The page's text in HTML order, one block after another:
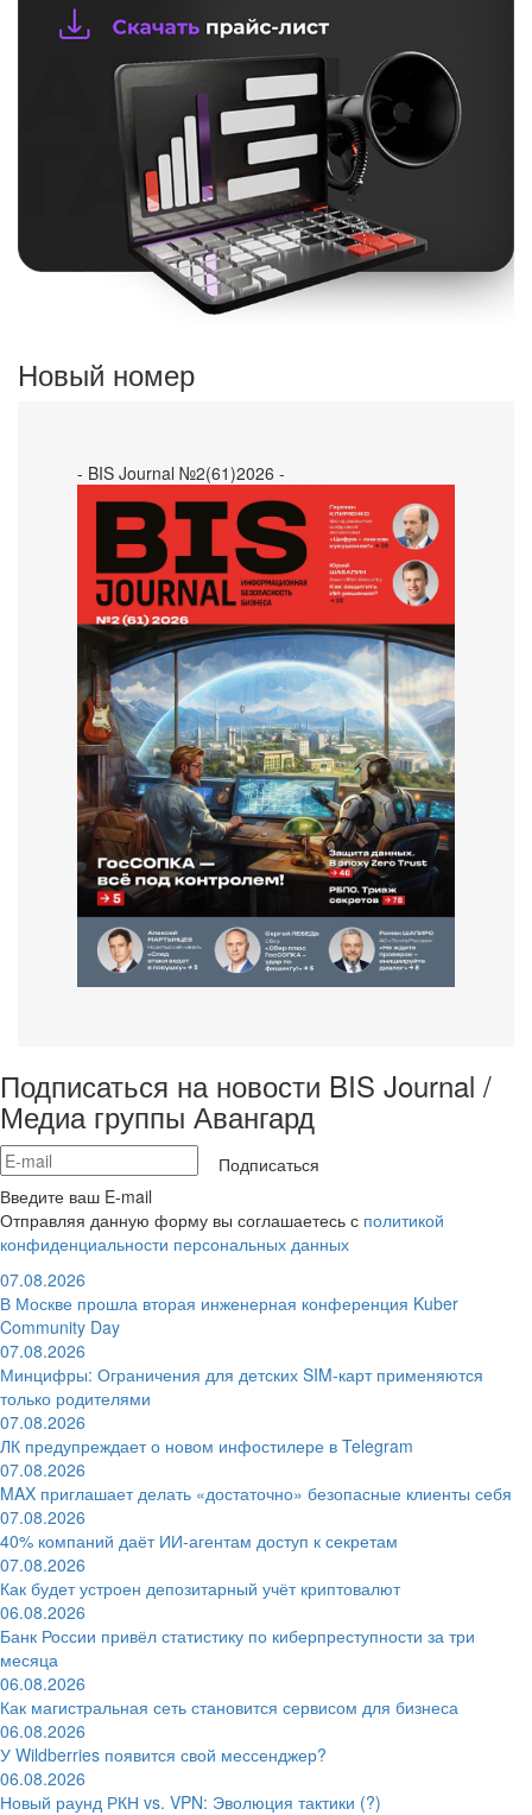
Новый номер
- BIS Journal №2(61)2026 -
Подписаться на новости BIS Journal /
Медиа группы Авангард
Подписаться
Введите ваш E-mail
Отправляя данную форму вы соглашаетесь с политикой
конфиденциальности персональных данных
07.08.2026
В Москве прошла вторая инженерная конференция Kuber
Community Day
07.08.2026
Минцифры: Ограничения для детских SIM-карт применяются
только родителями
07.08.2026
ЛК предупреждает о новом инфостилере в Telegram
07.08.2026
MAX приглашает делать «достаточно» безопасные клиенты себя
07.08.2026
40% компаний даёт ИИ‑агентам доступ к секретам
07.08.2026
Как будет устроен депозитарный учёт криптовалют
06.08.2026
Банк России привёл статистику по киберпреступности за три
месяца
06.08.2026
Как магистральная сеть становится сервисом для бизнеса
06.08.2026
У Wildberries появится свой мессенджер?
06.08.2026
Новый раунд РКН vs. VPN: Эволюция тактики (?)